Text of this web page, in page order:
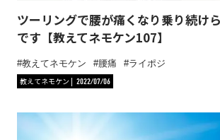
ツーリングで腰が痛くなり乗り続け
です【教えてネモケン107】
教えてネモケン 腰痛
ライポジ
教えてネモケン
2022/07/06